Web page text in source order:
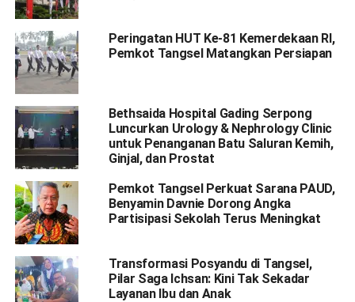
Peringatan HUT Ke-81 Kemerdekaan RI,
Pemkot Tangsel Matangkan Persiapan
Bethsaida Hospital Gading Serpong
Luncurkan Urology & Nephrology Clinic
untuk Penanganan Batu Saluran Kemih,
Ginjal, dan Prostat
Pemkot Tangsel Perkuat Sarana PAUD,
Benyamin Davnie Dorong Angka
Partisipasi Sekolah Terus Meningkat
Transformasi Posyandu di Tangsel,
Pilar Saga Ichsan: Kini Tak Sekadar
Layanan Ibu dan Anak